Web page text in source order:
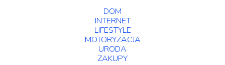
DOM
INTERNET
LIFESTYLE
MOTORYZACJA
URODA
ZAKUPY